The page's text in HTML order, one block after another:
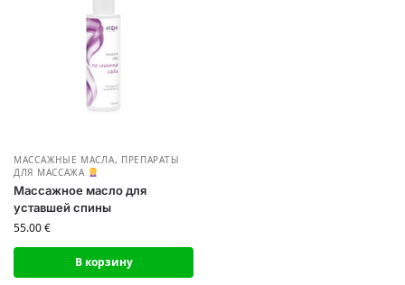
МАССАЖНЫЕ МАСЛА, ПРЕПАРАТЫ
ДЛЯ МАССАЖА
Массажное масло для
уставшей спины
55.00€
В корзину